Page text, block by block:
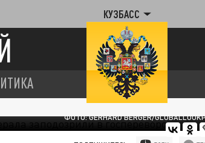
КУЗБАСС
ФОТО: GERHARD BERGER/